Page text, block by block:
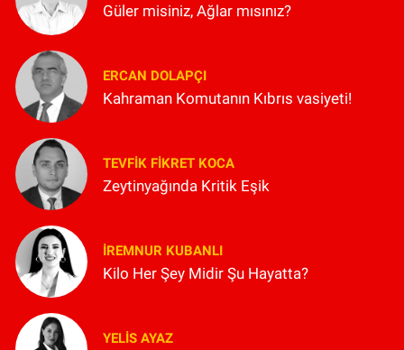
Güler misiniz, Ağlar mısınız?
ERCAN DOLAPÇI
Kahraman Komutanın Kıbrıs vasiyeti!
TEVFIK FIKRET KOCA
Zeytinyağında Kritik Eşik
İREMNUR KUBANLI
Kilo Her Şey Midir Şu Hayatta?
YELIS AYAZ